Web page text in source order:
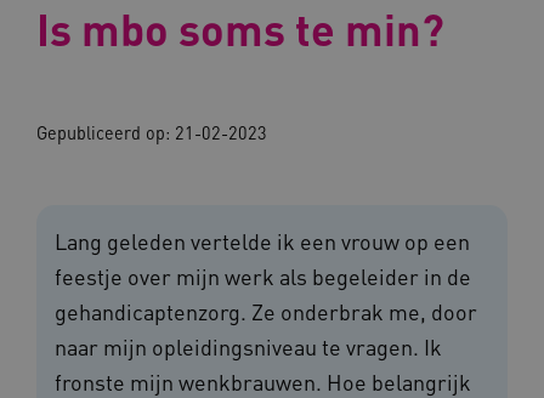
Is mbo soms te min?
Gepubliceerd op: 21-02-2023
Lang geleden vertelde ik een vrouw op een
feestje over mijn werk als begeleider in de
gehandicaptenzorg. Ze onderbrak me, door
naar mijn opleidingsniveau te vragen. Ik
fronste mijn wenkbrauwen. Hoe belangrijk